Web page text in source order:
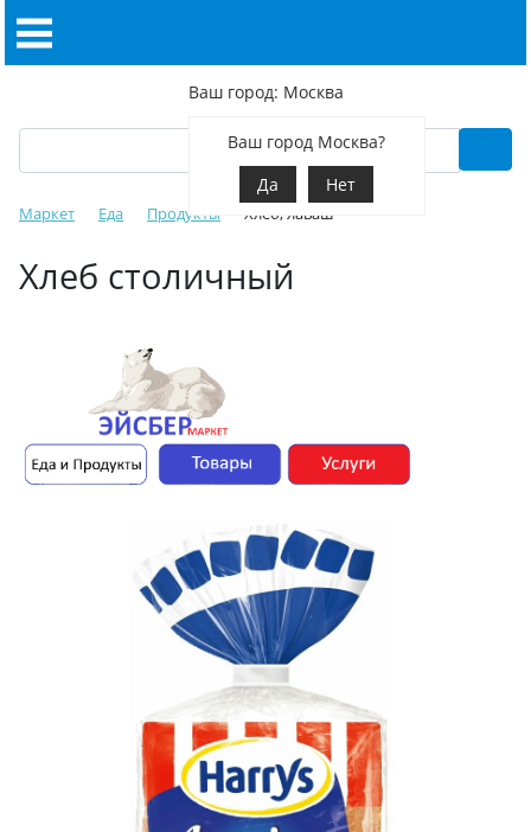
Ваш город: Москва
Ваш город Москва?
Да
Нет
Маркет Еда Продукты Хлеб, лаваш
Хлеб столичный